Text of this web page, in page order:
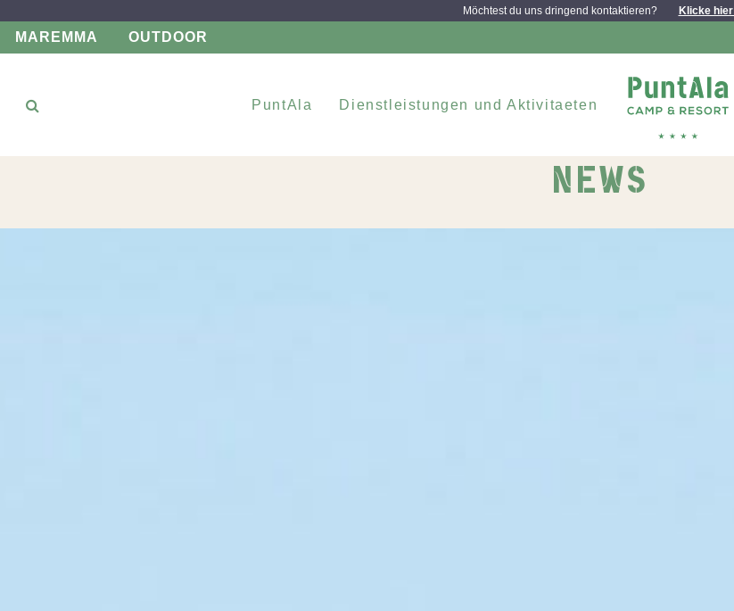
Möchtest du uns dringend kontaktieren? Klicke
MAREMMA OUTDOOR
PuntAla Dienstleistungen und Aktivitaeten
NEWS